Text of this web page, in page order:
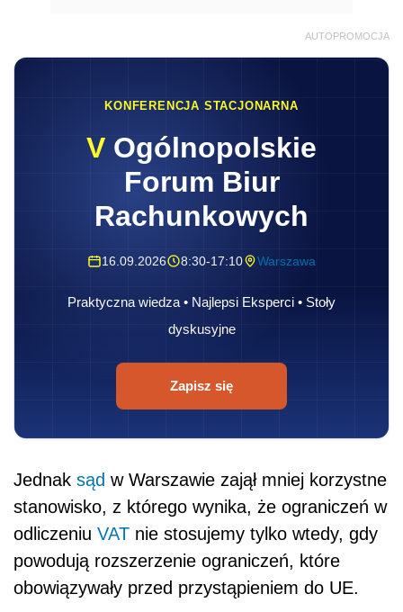
AUTOPROMOCJA
KONFERENCJA STACJONARNA
V Ogólnopolskie
Forum Biur
Rachunkowych
16.09.2026 8:30-17:10 Warszawa
Praktyczna wiedza • Najlepsi Eksperci • Stoły
dyskusyjne
Zapisz się
Jednak sąd w Warszawie zajął mniej korzystne
stanowisko, z którego wynika, że ograniczeń w
odliczeniu VAT nie stosujemy tylko wtedy, gdy
powodują rozszerzenie ograniczeń, które
obowiązywały przed przystąpieniem do UE.